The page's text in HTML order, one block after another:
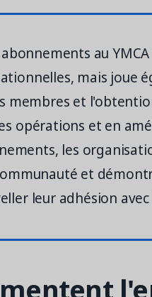
au
mais joue
membres et
opérations et en
les
et
leur adhésion avec